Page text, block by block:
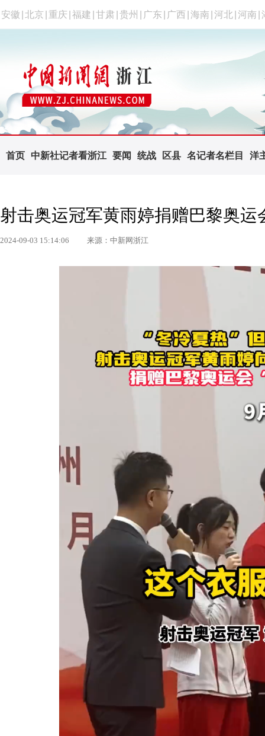
安徽 北京 重庆 福建 甘肃 贵州 广东 广西 海南 河北 河南
首页 中新社记者看浙江 要闻 统战 区县 名记者名栏目 洋
射击奥运冠军黄雨婷捐赠巴黎奥运
2024-09-03 15:14:06 来源：中新网浙江